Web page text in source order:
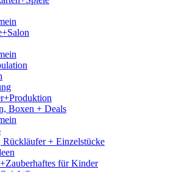
Boxen + Deals
Rückläufer + Einzelstücke
für Kinder